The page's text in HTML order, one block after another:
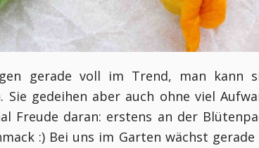
gerade voll im Trend, man kann
Sie gedeihen aber auch ohne viel
Freude daran: erstens an der
:) Bei uns im Garten wächst